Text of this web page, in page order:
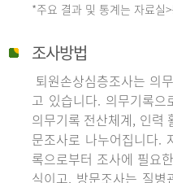
*주요 결과 및 통계는 자료실
조사방법
퇴원손상심층조사는 의
고 있습니다. 의무기록
의무기록 전산체계, 인력
문조사로 나누어집니다.
록으로부터 조사에 필요
식이고, 방문조사는 질